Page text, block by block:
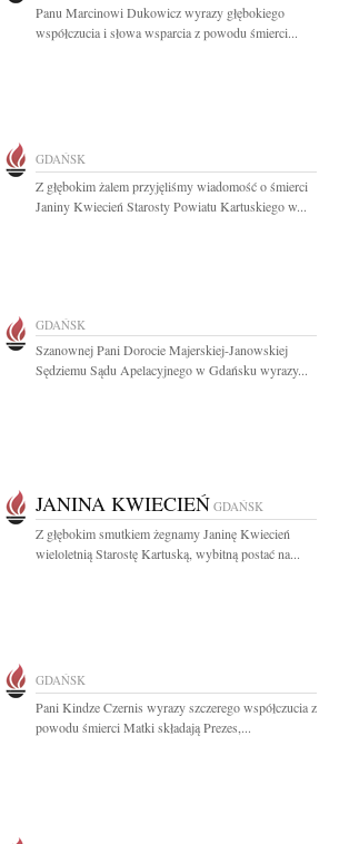
Panu Marcinowi Dukowicz wyrazy głębokiego
współczucia i słowa wsparcia z powodu śmierci...
GDAŃSK
Z głębokim żalem przyjęliśmy wiadomość o śmierci
Janiny Kwiecień Starosty Powiatu Kartuskiego w...
GDAŃSK
Szanownej Pani Dorocie Majerskiej-Janowskiej
Sędziemu Sądu Apelacyjnego w Gdańsku wyrazy...
JANINA KWIECIEŃ GDAŃSK
Z głębokim smutkiem żegnamy Janinę Kwiecień
wieloletnią Starostę Kartuską, wybitną postać na...
GDAŃSK
Pani Kindze Czernis wyrazy szczerego współczucia z
powodu śmierci Matki składają Prezes,...